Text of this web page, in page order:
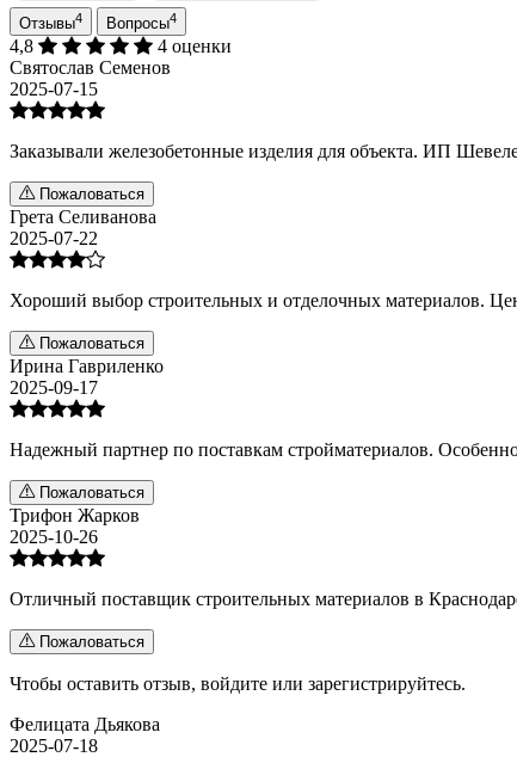
Отзывы4 Вопросы4
4,8
4 оценки
Святослав Семенов
2025-07-15
Заказывали железобетонные изделия для объекта. ИП
Пожаловаться
Грета Селиванова
2025-07-22
Хороший выбор строительных и отделочных материалов.
Пожаловаться
Ирина Гавриленко
2025-09-17
Надежный партнер по поставкам стройматериалов.
Пожаловаться
Трифон Жарков
2025-10-26
Отличный поставщик строительных материалов в
Пожаловаться
Чтобы оставить отзыв, войдите или зарегистрируйтесь.
Фелицата Дьякова
2025-07-18